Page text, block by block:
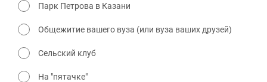
Парк Петрова в Казани
Общежитие вашего вуза (или вуза ваших друзей)
Сельский клуб
На "пятачке"